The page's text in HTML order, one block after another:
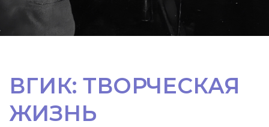
ВГИК: ТВОРЧЕСКАЯ
ЖИЗНЬ